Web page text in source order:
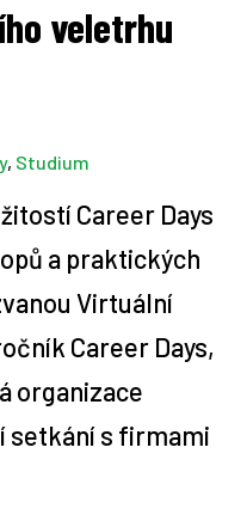
veletrhu
, Studium
Career Days
a praktických
Virtuální
Career Days,
organizace
setkání s firmami